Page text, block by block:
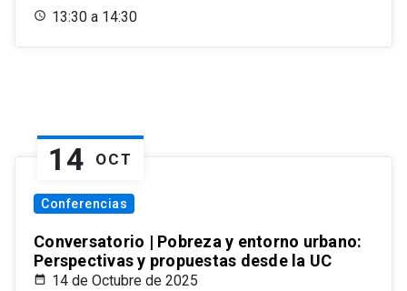
13:30 a 14:30
14 OCT
Conferencias
Conversatorio | Pobreza y entorno urbano:
Perspectivas y propuestas desde la UC
14 de Octubre de 2025